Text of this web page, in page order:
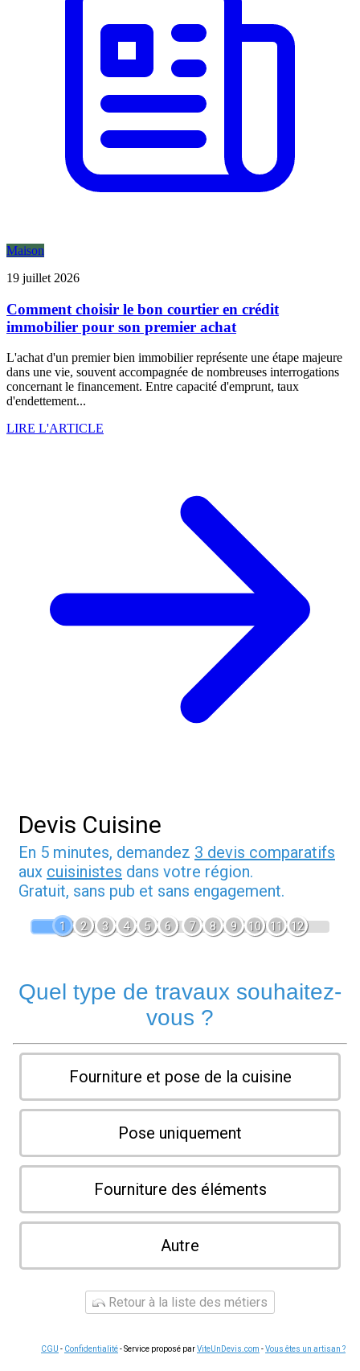
Maison
19 juillet 2026
Comment choisir le bon courtier en crédit
immobilier pour son premier achat
L'achat d'un premier bien immobilier représente une étape majeure
dans une vie, souvent accompagnée de nombreuses interrogations
concernant le financement. Entre capacité d'emprunt, taux
d'endettement...
LIRE L'ARTICLE
Devis Cuisine
En 5 minutes, demandez 3 devis comparatifs
aux cuisinistes dans votre région.
Gratuit, sans pub et sans engagement.
1 2 3 4 5 6 7 8 9 10 11 12
Quel type de travaux souhaitez-
vous ?
Fourniture et pose de la cuisine
Pose uniquement
Fourniture des éléments
Autre
Retour à la liste des métiers
CGU - Confidentialité- Service proposé parViteUnDevis.com -Vous êtes un artisan ?